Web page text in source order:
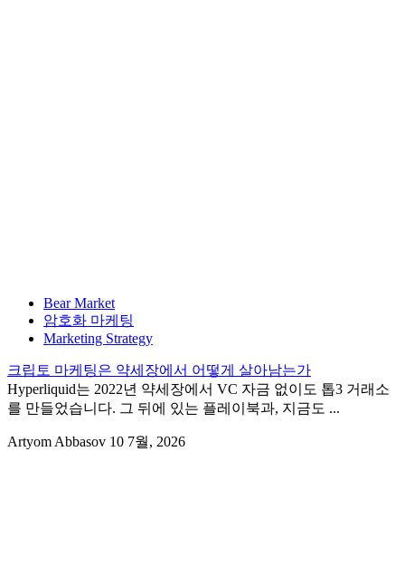
Bear Market
암호화 마케팅
Marketing Strategy
크립토 마케팅은 약세장에서 어떻게 살아남는가
Hyperliquid는 2022년 약세장에서 VC 자금 없이도 톱3 거래소
를 만들었습니다. 그 뒤에 있는 플레이북과, 지금도 ...
Artyom Abbasov 10 7월, 2026